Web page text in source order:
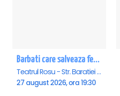
Barbati care salveaza femei
Teatrul Rosu - Str. Baratiei 31, Bucuresti
27 august 2026, ora 19:30